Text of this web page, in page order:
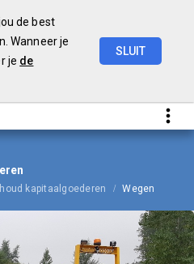
de best
Wanneer je
je de
SLUIT
kapitaalgoederen Wegen